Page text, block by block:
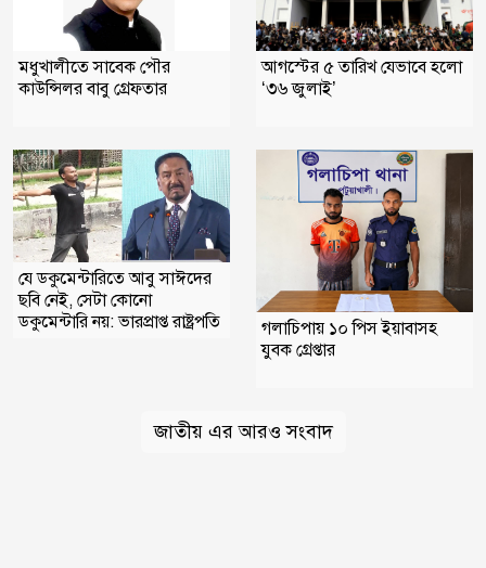
মধুখালীতে সাবেক পৌর
কাউন্সিলর বাবু গ্রেফতার
আগস্টের ৫ তারিখ যেভাবে হলো
‘৩৬ জুলাই’
যে ডকুমেন্টারিতে আবু সাঈদের
ছবি নেই, সেটা কোনো
ডকুমেন্টারি নয়: ভারপ্রাপ্ত রাষ্ট্রপতি
গলাচিপায় ১০ পিস ইয়াবাসহ
যুবক গ্রেপ্তার
জাতীয় এর আরও সংবাদ